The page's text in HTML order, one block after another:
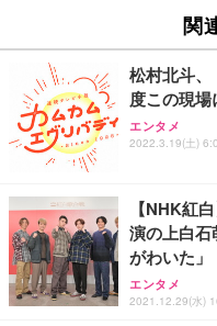
い 跳ね上げ
キング pc 事
(黒網+黒枠+
￥5,699
SIHOO B100
Sezlife オフ
ワーク チェ
能 人間工学
EV3240X-
￥105,595
EIZO ビジネ
EV2740X-
￥109,572
【純正品】
フック付き（
Amazonベ
回使い捨て
￥3,373
Amazonベー
ネオ・ルーラ
り 単品
関
松村北斗
度この現
エンタメ
2022.3.19(土)
【NHK紅
演の上白
がわいた」
エンタメ
2021.12.29(水)